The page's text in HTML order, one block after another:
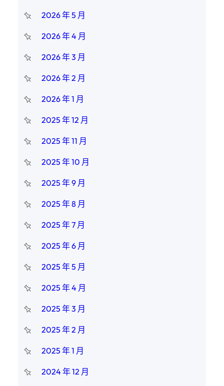
2026 年 5 月
2026 年 4 月
2026 年 3 月
2026 年 2 月
2026 年 1 月
2025 年 12 月
2025 年 11 月
2025 年 10 月
2025 年 9 月
2025 年 8 月
2025 年 7 月
2025 年 6 月
2025 年 5 月
2025 年 4 月
2025 年 3 月
2025 年 2 月
2025 年 1 月
2024 年 12 月